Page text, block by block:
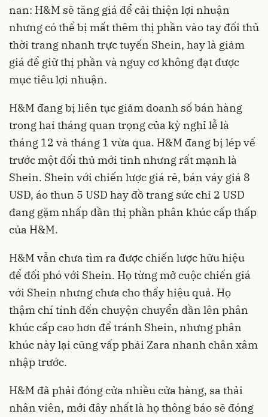
nan: H&M sẽ tăng giá để cải thiện lợi nhuận
nhưng có thể bị mất thêm thị phần vào tay đối thủ
thời trang nhanh trực tuyến Shein, hay là giảm
giá để giữ thị phần và nguy cơ không đạt được
mục tiêu lợi nhuận.
H&M đang bị liên tục giảm doanh số bán hàng
trong hai tháng quan trọng của kỳ nghỉ lễ là
tháng 12 và tháng 1 vừa qua. H&M đang bị lép vế
trước một đối thủ mới tinh nhưng rất mạnh là
Shein. Shein với chiến lược giá rẻ, bán váy giá 8
USD, áo thun 5 USD hay đồ trang sức chỉ 2 USD
đang gặm nhấp dần thị phần phân khúc cấp thấp
của H&M.
H&M vẫn chưa tìm ra được chiến lược hữu hiệu
để đối phó với Shein. Họ từng mở cuộc chiến giá
với Shein nhưng chưa cho thấy hiệu quả. Họ
thậm chí tính đến chuyện chuyển dần lên phân
khúc cấp cao hơn để tránh Shein, nhưng phân
khúc này lại cũng vấp phải Zara nhanh chân xâm
nhập trước.
H&M đã phải đóng cửa nhiều cửa hàng, sa thải
nhân viên, mới đây nhất là họ thông báo sẽ đóng